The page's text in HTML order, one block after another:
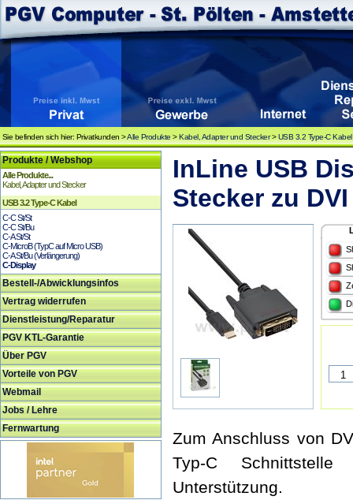
Sie befinden sich hier: Privatkunden >Alle Produkte >Kabel, Adapter und Stecker>USB 3.2 Type-C Kabel
Produkte / Webshop
Alle Produkte...
Kabel, Adapter und Stecker
USB 3.2 Type-C Kabel
C-C St/St
C-C St/Bu
C-A St/St
C-MicroB (TypC auf Micro USB)
C-A St/Bu (Verlängerung)
C-Display
Bestell-/Abwicklungsinfos
Vertrag widerrufen
Dienstleistung/Reparatur
PGV KTL-Garantie
Über PGV
Vorteile von PGV
Webmail
Jobs / Lehre
Fernwartung
InLine USB
Stecker zu
Zum Anschluss von
Typ-C
Unterstützung.